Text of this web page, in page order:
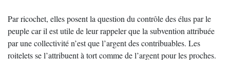
Par ricochet, elles posent la question du contrôle des élus par le
peuple car il est utile de leur rappeler que la subvention attribuée
par une collectivité n’est que l’argent des contribuables. Les
roitelets se l’attribuent à tort comme de l’argent pour les proches.